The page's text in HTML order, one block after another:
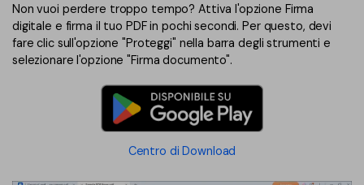
Non vuoi perdere troppo tempo? Attiva l'opzione Firma
digitale e firma il tuo PDF in pochi secondi. Per questo, devi
fare clic sull'opzione "Proteggi" nella barra degli strumenti e
selezionare l'opzione "Firma documento".
Centro di Download